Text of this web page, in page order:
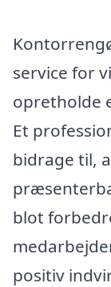
service for
opretholde
Et
bidrage til,
blot
positiv